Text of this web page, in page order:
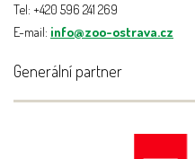
Tel: +420 596 241 269
E-mail: info@zoo-ostrava.cz
Generální partner